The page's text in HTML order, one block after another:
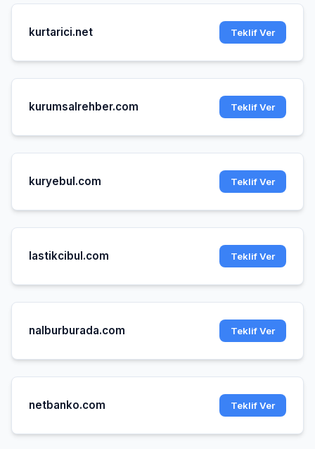
kurtarici.net Teklif Ver
kurumsalrehber.com Teklif Ver
kuryebul.com Teklif Ver
lastikcibul.com Teklif Ver
nalburburada.com Teklif Ver
netbanko.com Teklif Ver